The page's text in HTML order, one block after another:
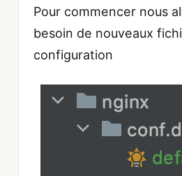
Pour commencer nous
besoin de nouveaux
configuration